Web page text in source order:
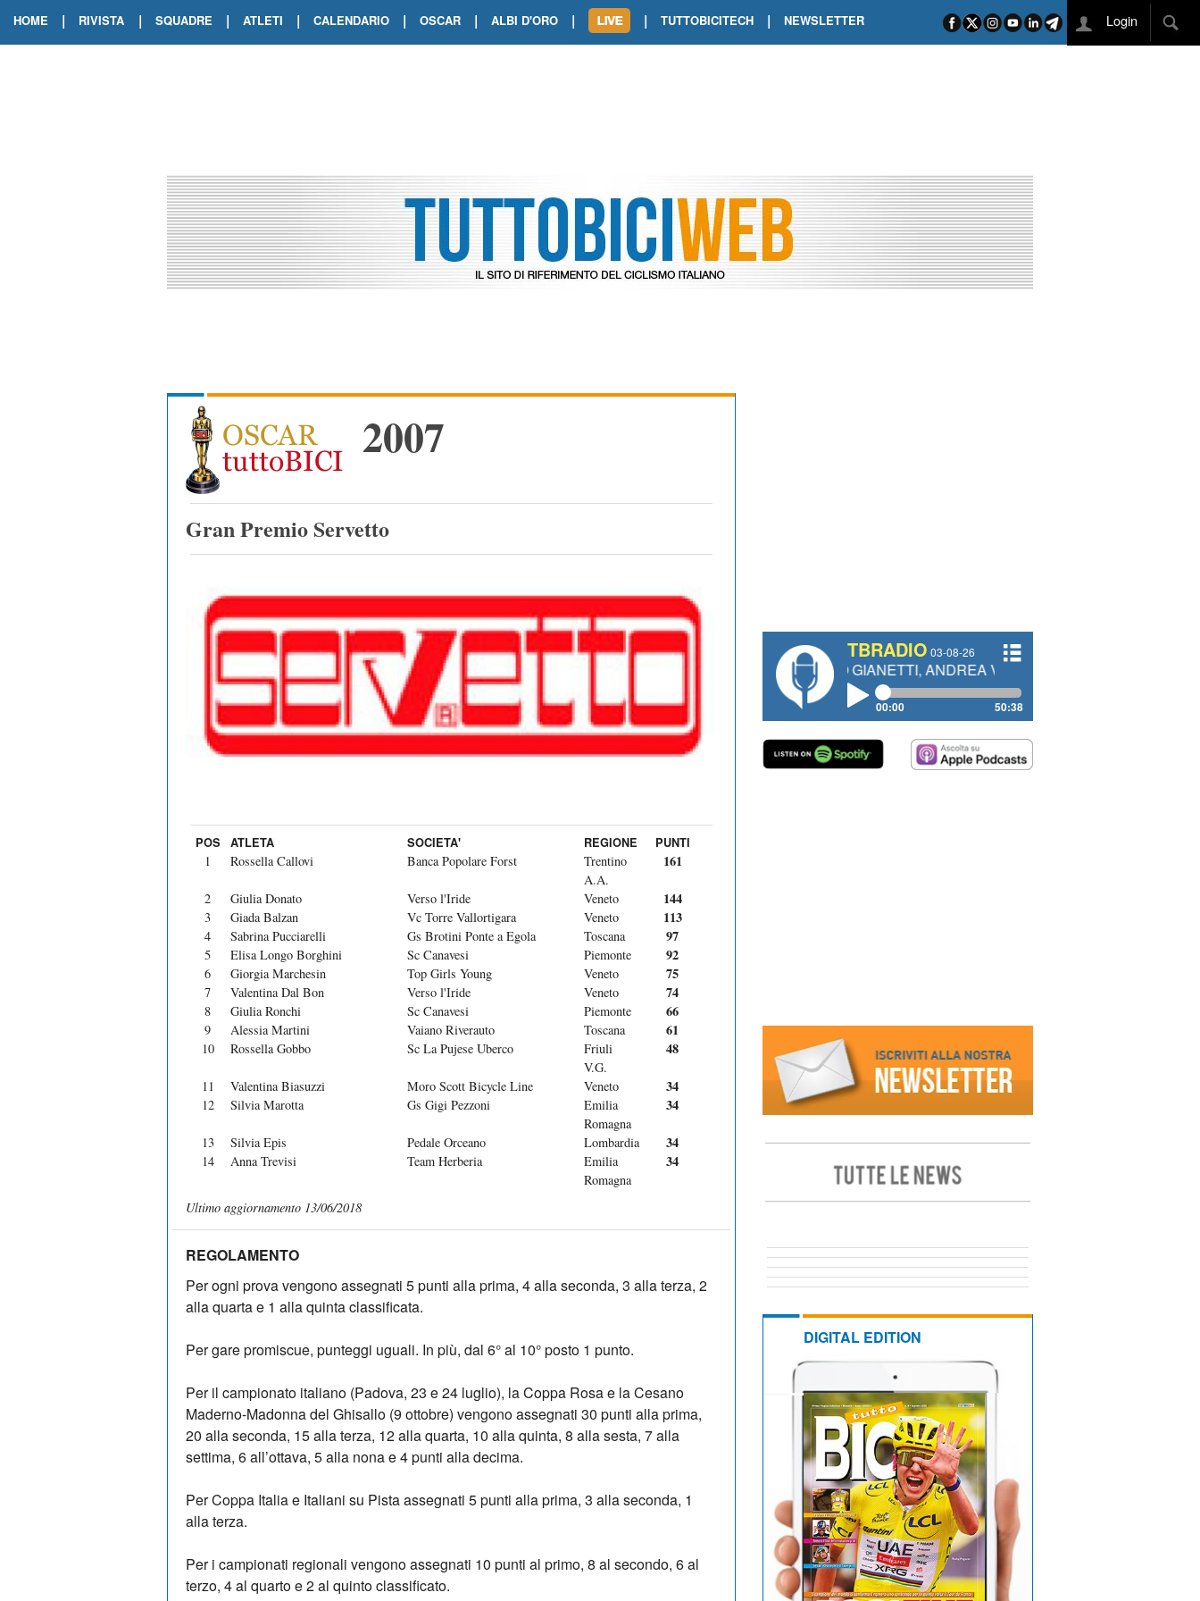
HOME | RIVISTA | SQUADRE | ATLETI | CALENDARIO | OSCAR | ALBI D'ORO |
TOUR DE FRANCE. ORCIERES-MERLETTE INCORONA CARAPAZ
TOUR DE FRANCE. A VOIRON TRIONFO DI PHILIPSEN SU SCHMID E KOOIJ
| TUTTOBICITECH | NEWSLETTER Login
2007
Gran Premio Servetto
POS ATLETA SOCIETA' REGIONE PUNTI
1 Rossella Callovi Banca Popolare Forst
Trentino
A.A.
161
2 Giulia Donato Verso l'Iride Veneto 144
3 Giada Balzan Vc Torre Vallortigara Veneto 113
4 Sabrina Pucciarelli Gs Brotini Ponte a Egola Toscana 97
5 Elisa Longo Borghini Sc Canavesi Piemonte 92
6 Giorgia Marchesin Top Girls Young Veneto 75
7 Valentina Dal Bon Verso l'Iride Veneto 74
8 Giulia Ronchi Sc Canavesi Piemonte 66
9 Alessia Martini Vaiano Riverauto Toscana 61
10 Rossella Gobbo Sc La Pujese Uberco
Friuli
V.G.
48
11 Valentina Biasuzzi Moro Scott Bicycle Line Veneto 34
12 Silvia Marotta Gs Gigi Pezzoni
Emilia
Romagna
34
13 Silvia Epis Pedale Orceano Lombardia 34
14 Anna Trevisi Team Herberia
Emilia
Romagna
34
Ultimo aggiornamento 13/06/2018
REGOLAMENTO
Per ogni prova vengono assegnati 5 punti alla prima, 4 alla seconda, 3 alla terza, 2
alla quarta e 1 alla quinta classificata.
Per gare promiscue, punteggi uguali. In più, dal 6° al 10° posto 1 punto.
Per il campionato italiano (Padova, 23 e 24 luglio), la Coppa Rosa e la Cesano
Maderno-Madonna del Ghisallo (9 ottobre) vengono assegnati 30 punti alla prima,
20 alla seconda, 15 alla terza, 12 alla quarta, 10 alla quinta, 8 alla sesta, 7 alla
settima, 6 all’ottava, 5 alla nona e 4 punti alla decima.
Per Coppa Italia e Italiani su Pista assegnati 5 punti alla prima, 3 alla seconda, 1
alla terza.
Per i campionati regionali vengono assegnati 10 punti al primo, 8 al secondo, 6 al
terzo, 4 al quarto e 2 al quinto classificato.
TBRADIO 03-08-26
#334 CHARLY WEGELIUS, MAURO GIANETTI, ANDREA VENDRAME, FILIPPO FIORELLI
00:00 50:38
DIGITAL EDITION